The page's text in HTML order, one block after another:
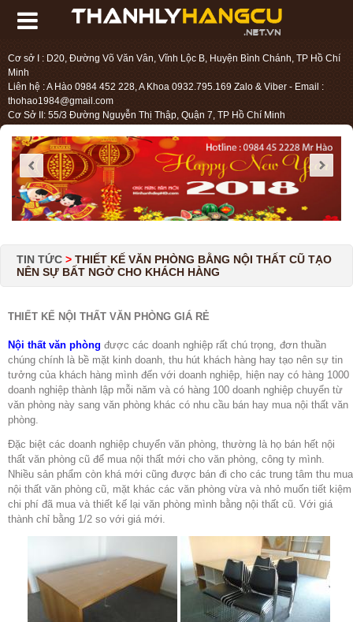
Cơ sở I : D20, Đường Võ Văn Vân, Vĩnh Lộc B, Huyện Bình Chánh, TP Hồ Chí
Minh
Liên hệ : A Hào 0984 452 228, A Khoa 0932.795.169 Zalo & Viber - Email :
thohao1984@gmail.com
Cơ Sở II: 55/3 Đường Nguyễn Thị Thập, Quận 7, TP Hồ Chí Minh
TIN TỨC > THIẾT KẾ VĂN PHÒNG BẰNG NỘI THẤT CŨ TẠO
NÊN SỰ BẤT NGỜ CHO KHÁCH HÀNG
THIẾT KẾ NỘI THẤT VĂN PHÒNG GIÁ RẺ
Nội thất văn phòng được các doanh nghiệp rất chú trọng, đơn thuần
chúng chính là bề mặt kinh doanh, thu hút khách hàng hay tạo nên sự tin
tưởng của khách hàng mình đến với doanh nghiệp, hiện nay có hàng 1000
doanh nghiệp thành lập mỗi năm và có hàng 100 doanh nghiệp chuyển từ
văn phòng này sang văn phòng khác có nhu cầu bán hay mua nội thất văn
phòng.
Đặc biệt các doanh nghiệp chuyển văn phòng, thường là họ bán hết nội
thất văn phòng cũ để mua nội thất mới cho văn phòng, công ty mình.
Nhiều sản phẩm còn khá mới cũng được bán đi cho các trung tâm thu mua
nội thất văn phòng cũ, mặt khác các văn phòng vừa và nhỏ muốn tiết kiệm
chi phí đã mua và thiết kế lại văn phòng mình bằng nội thất cũ. Với giá
thành chỉ bằng 1/2 so với giá mới.